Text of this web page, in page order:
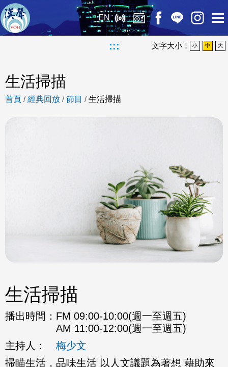
EN
::: 文字大小： 小 中 大
生活掃描
首頁 /經典回放 /節目 /生活掃描
生活掃描
播出時間： FM 09:00-10:00(週一至週五)
AM 11:00-12:00(週一至週五)
主持人：
梅少文
掃瞄生活，品味生活 以人文議題為著想 藉助來